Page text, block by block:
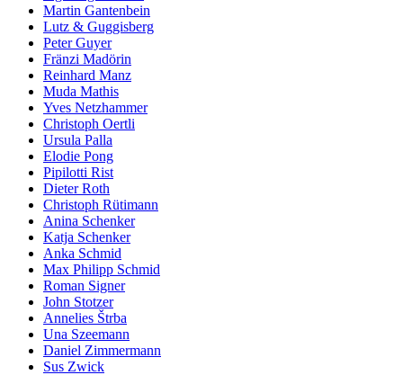
Martin Gantenbein
Lutz & Guggisberg
Peter Guyer
Fränzi Madörin
Reinhard Manz
Muda Mathis
Yves Netzhammer
Christoph Oertli
Ursula Palla
Elodie Pong
Pipilotti Rist
Dieter Roth
Christoph Rütimann
Anina Schenker
Katja Schenker
Anka Schmid
Max Philipp Schmid
Roman Signer
John Stotzer
Annelies Štrba
Una Szeemann
Daniel Zimmermann
Sus Zwick